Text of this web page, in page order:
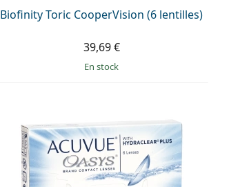
Biofinity Toric CooperVision (6 lentilles)
39,69 €
en stock